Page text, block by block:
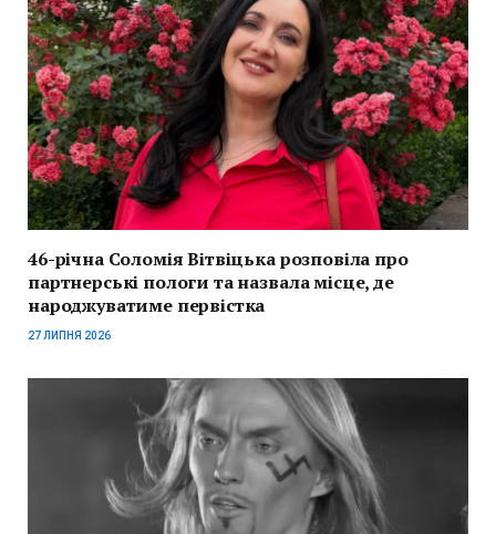
46-річна Соломія Вітвіцька розповіла про
партнерські пологи та назвала місце, де
народжуватиме первістка
27 ЛИПНЯ 2026